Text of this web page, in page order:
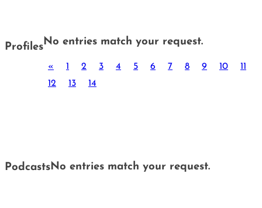
ProfilesNo entries match your request.
« 1 2 3 4 5 6 7 8 9 10
11
12
13 14
PodcastsNo entries match your request.